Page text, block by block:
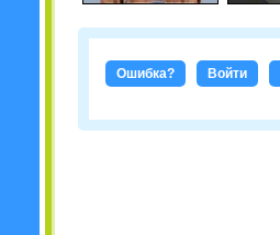
Ошибка? Войти